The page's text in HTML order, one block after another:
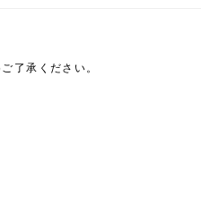
了承ください。